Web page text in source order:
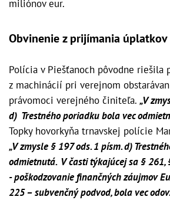
miliónov eur.
Obvinenie z prijímania úplatkov
Polícia v Piešťanoch pôvodne riešila
z machinácií pri verejnom
právomoci verejného činiteľa. „V
d) Trestného poriadku bola vec
Topky hovorkyňa trnavskej polície
„V zmysle § 197 ods. 1 písm. d)
odmietnutá. V časti týkajúcej sa § 261,
- poškodzovanie finančných záujmov
225 – subvenčný podvod, bola vec